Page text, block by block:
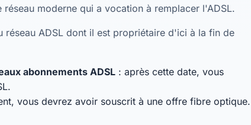
moderne qui a vocation à remplacer l'ADSL.
ADSL dont il est propriétaire d'ici à la fin de
abonnements ADSL : après cette date, vous
vous devrez avoir souscrit à une offre fibre optique.